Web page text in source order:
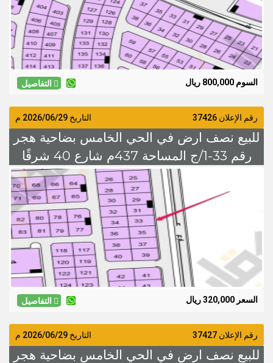
التفاصيل السوم 800,000 ريال
التاريخ 2026/06/29 م رقم الإعلان 37426
للبيع نصف ارض في الحي الخامس بضاحية هجر
رقم 33-1/ج المساحة 437م شارع 40 شرقًا
السعر 320 الف
التفاصيل السعر 320,000 ريال
التاريخ 2026/06/29 م رقم الإعلان 37427
للبيع نصف ارض في الحي الخامس بضاحية هجر